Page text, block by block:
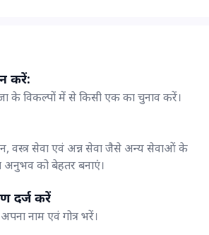
करें:
के विकल्पों में से किसी एक का चुनाव करें।
वस्त्र सेवा एवं अन्न सेवा जैसे अन्य सेवाओं के
को बेहतर बनाएं।
दर्ज करें
नाम एवं गोत्र भरें।